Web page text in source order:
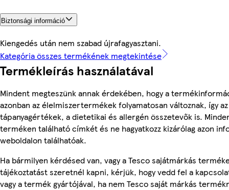
Biztonsági információ
Kiengedés után nem szabad újrafagyasztani.
Kategória összes termékének megtekintése
Termékleírás használatával
Mindent megteszünk annak érdekében, hogy a
azonban az élelmiszertermékek folyamatosan változnak, így
tápanyagértékek, a dietetikai és allergén összetevők is.
terméken található címkét és ne hagyatkozz kizárólag azon
weboldalon találhatóak.
Ha bármilyen kérdésed van, vagy a Tesco sajátmárkás
tájékoztatást szeretnél kapni, kérjük, hogy vedd fel a
vagy a termék gyártójával, ha nem Tesco saját márkás